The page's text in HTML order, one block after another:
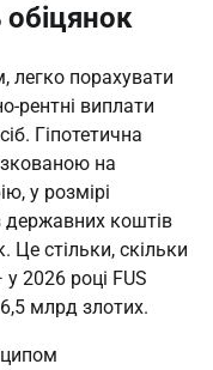
обіцянок
легко порахувати
рентні виплати
Гіпотетична
на
у розмірі
державних коштів
стільки, скільки
2026 році FUS
млрд злотих.